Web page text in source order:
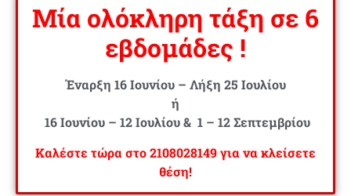
Μία ολόκληρη τάξη σε 6
εβδομάδες !
Έναρξη 16 Ιουνίου – Λήξη 25 Ιουλίου
ή
16 Ιουνίου – 12 Ιουλίου & 1 – 12 Σεπτεμβρίου
Καλέστε τώρα στο 2108028149 για να κλείσετε
θέση!